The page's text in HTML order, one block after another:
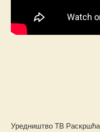
Уредништво ТВ Раскршћа